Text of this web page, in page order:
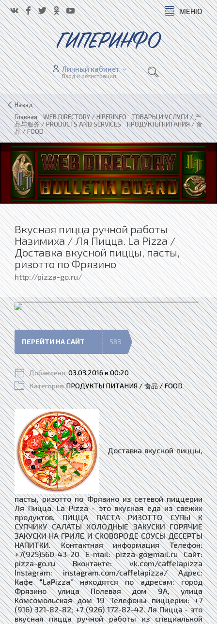
МЕНЮ
ГИПЕРИНФО
Личный кабинет
Вход и регистрация
Назад
Главная»WEB DIRECTORY / HIPERINFO»ТОВАРЫ И УСЛУГИ / 产
品与服务 / PRODUCTS AND SERVICES»ПРОДУКТЫ ПИТАНИЯ / 食
品 / FOOD
Вкусная пицца ручной работы
Назимиха / Ля Пицца. La Pizza /
Доставка вкусной пиццы, пасты,
ризотто по Фрязино
http://pizza-go.ru/
ПЕРЕЙТИ НА САЙТ 583
Добавлено:03.03.2016 в 00:20
Категория:ПРОДУКТЫ ПИТАНИЯ / 食品 / FOOD
Доставка вкусной пиццы,
пасты, ризотто по Фрязино из сетевой пиццерии
Ля Пицца. La Pizza - это вкусная еда из свежих
продуктов. ПИЦЦА ПАСТА РИЗОТТО СУПЫ К
СУПЧИКУ САЛАТЫ ХОЛОДНЫЕ ЗАКУСКИ ГОРЯЧИЕ
ЗАКУСКИ НА ГРИЛЕ И СКОВОРОДЕ СОУСЫ ДЕСЕРТЫ
НАПИТКИ. Контактная информация Телефон:
+7(925)560-43-20 E-mail: pizza-go@mail.ru Сайт:
pizza-go.ru Вконтакте: vk.com/caffelapizza
Instagram: instagram.com/caffelapizza/ Адрес:
Кафе "LaPizza" находятся по адресам: город
Фрязино улица Полевая дом 9А, улица
Комсомольская дом 19 Телефоны пиццерии: +7
(916) 321-82-82; +7 (926) 172-82-42. Ля Пицца - это
вкусная пицца ручной работы из специальной